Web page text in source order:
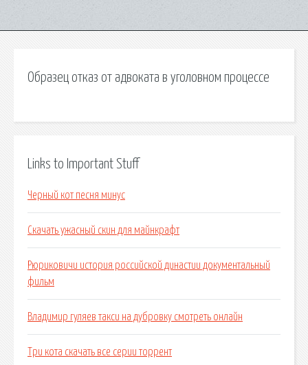
Образец отказ от адвоката в уголовном процессе
Links to Important Stuff
Черный кот песня минус
Скачать ужасный скин для майнкрафт
Рюриковичи история российской династии документальный
фильм
Владимир гуляев такси на дубровку смотреть онлайн
Три кота скачать все серии торрент